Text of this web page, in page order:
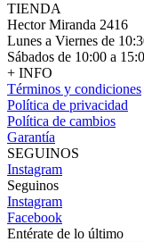
TIENDA
Hector Miranda 2416
Lunes a Viernes de
Sábados de 10:00 a
+ INFO
Términos y condiciones
Política de privacidad
Política de cambios
Garantía
SEGUINOS
Instagram
Seguinos
Instagram
Facebook
Entérate de lo último